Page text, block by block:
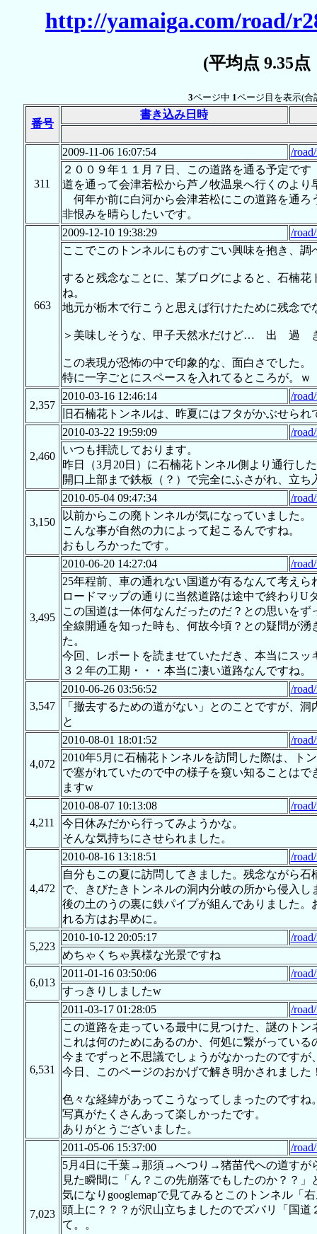
http://yamaiga.com/road/
(平均点 9.35
3ページ中 1ページ目を表示(合
番号
書き込み日時
311
2009-11-06 16:07:54
/
２００９年１１月７日、この道路を通る予定で
道を通って会津若松から芦ノ牧温泉へ行くのより
何年か前に白河から会津若松にこの道路を通ろ
非恨みを晴らしたいです。
663
2009-12-10 19:38:29
/
ここでこのトンネルにものすごい興味を抱き、
すると残念なことに、某ブログによると、石楠
ね。
地元が栃木で行こうと思えば行けたために残念で
＞美味しそうな、甲子天然水だけど… 出 過
この表現が恐怖の中で印象的な、面白さでした。
特に一字ごとにスペースを入れてるところが。ｗ
2,357
2010-03-16 12:46:14
/
旧石楠花トンネルは、昨夏にはフタがかぶせられ
2,460
2010-03-22 19:59:09
/
いつも拝読しております。
昨日（3月20日）に石楠花トンネル側より通行し
開口上部まで鉄板（？）で完全にふさがれ、立
3,150
2010-05-04 09:47:34
/
以前からこの廃トンネルが気になっていました。
こんな事が自然の力によって起こるんですね。
おもしろかったです。
3,495
2010-06-20 14:27:04
/
25年程前、車の通れない国道が有るなんて考え
ロードマップの通りに当然道路は途中で終わりU
この国道は一体何なんだったのだ？との思いをず
全線開通を知った時も、何故今頃？との疑問が
た。
今回、レポートを読ませていただき、本当にスッ
３２年の工期・・・本当に凄い道路なんですね。
3,547
2010-06-26 03:56:52
/
「撤去するための道がない」とのことですが、
と
4,072
2010-08-01 18:01:52
/
2010年5月に石楠花トンネルを訪問した際は、ト
で塞がれていたので中の様子を窺い知ることは
ますw
4,211
2010-08-07 10:13:08
/
今日休みだから行ってみようかな。
そんな気持ちにさせられました。
4,472
2010-08-16 13:18:51
/
自分もこの夏に訪問してきました。残念ながら
で、きびたきトンネルの洞内分岐の所から侵入
後の土のうの裏に鉄パイプが組んでありました
れる方はお早めに。
5,223
2010-10-12 20:05:17
/
めちゃくちゃ異様な光景ですね
6,013
2011-01-16 03:50:06
/
すっきりしましたw
6,531
2011-03-17 01:28:05
/
この道路を走っている最中に見つけた、謎のトン
これは何のためにあるのか、何処に繋がっている
今までずっと不思議でしょうがなかったのですが
今日、このページのおかげで解き明かされました
色々な経緯があってこうなってしまったのですね
写真がたくさんあって楽しかったです。
ありがとうございました。
7,023
2011-05-06 15:37:00
/
5月4日に千葉→那須→へつり→猪苗代への道すが
見た瞬間に「ん？この先崩落でもしたのか？？
気になりgooglemapで見てみるとこのトンネル「
頭上に？？？が沢山立ちましたのでズバリ「国
て。。